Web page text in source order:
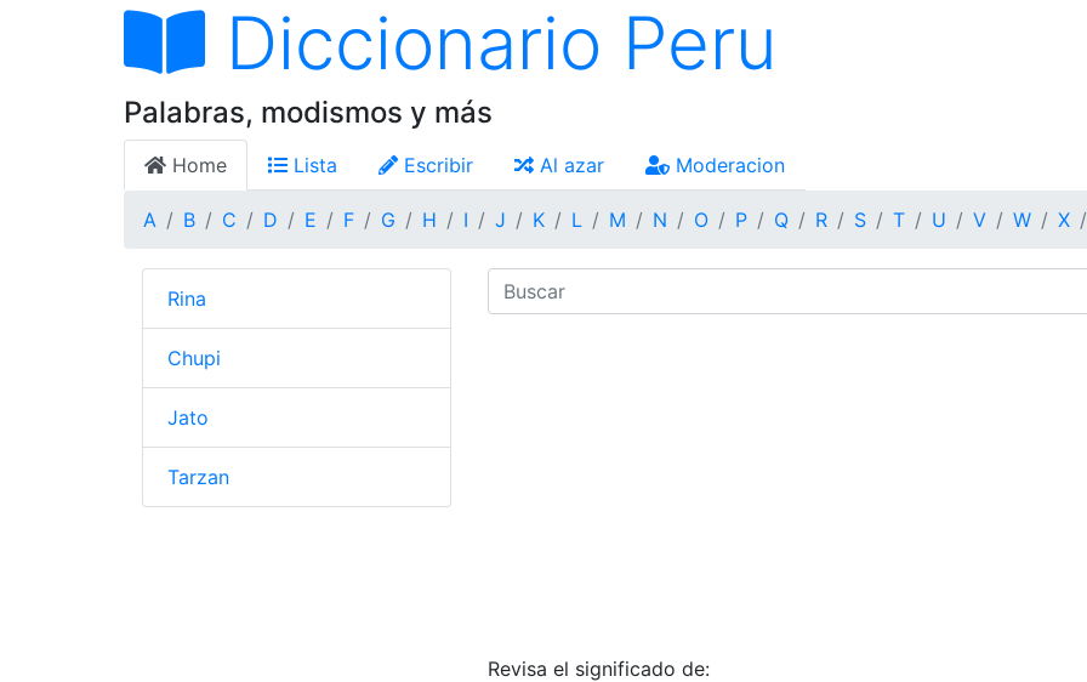
Diccionario Peru
Palabras, modismos y más
Home Lista Escribir Al azar Moderacion
A B C D E F G H I J K L M N O P Q R S T U V W X
Revisa el significado de:
Rina
Chupi
Jato
Tarzan